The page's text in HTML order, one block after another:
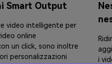
Smart Output
video intelligente per
online
un click, sono inoltre
personalizzazioni
i